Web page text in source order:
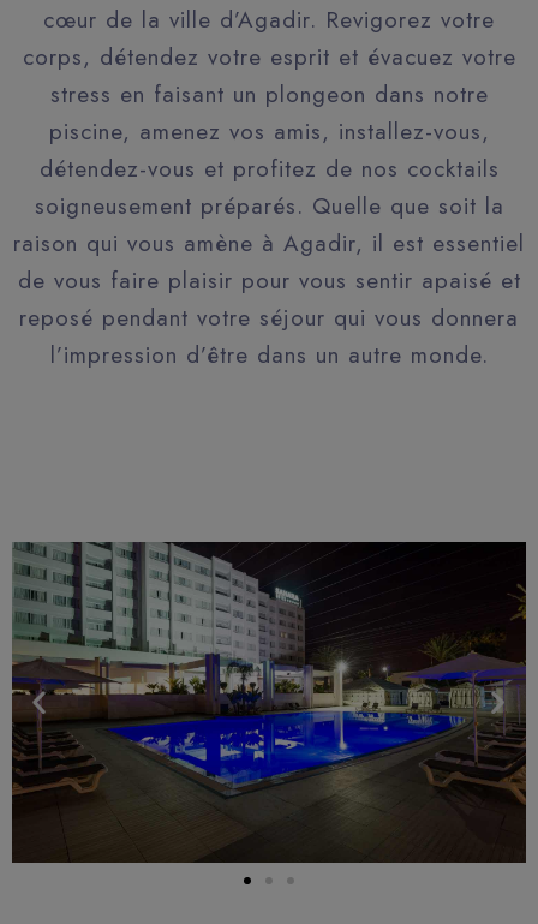
cœur de la ville d’Agadir. Revigorez votre
corps, détendez votre esprit et évacuez votre
stress en faisant un plongeon dans notre
piscine, amenez vos amis, installez-vous,
détendez-vous et profitez de nos cocktails
soigneusement préparés. Quelle que soit la
raison qui vous amène à Agadir, il est essentiel
de vous faire plaisir pour vous sentir apaisé et
reposé pendant votre séjour qui vous donnera
l’impression d’être dans un autre monde.